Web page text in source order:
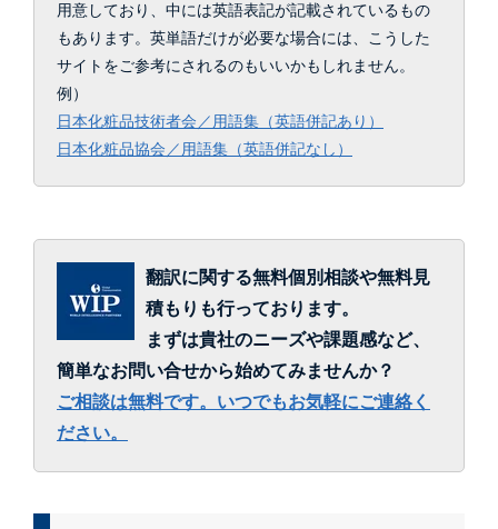
用意しており、中には英語表記が記載されているもの
もあります。 英単語だけが必要な場合には、こうした
サイトをご参考にされるのもいいかもしれません。
例）
日本化粧品技術者会／用語集（英語併記あり）
日本化粧品協会／用語集（英語併記なし）
翻訳に関する無料個別相談や無料見
積もりも行っております。
まずは貴社のニーズや課題感など、
簡単なお問い合せから始めてみませんか？
ご相談は無料です。いつでもお気軽にご連絡く
ださい。